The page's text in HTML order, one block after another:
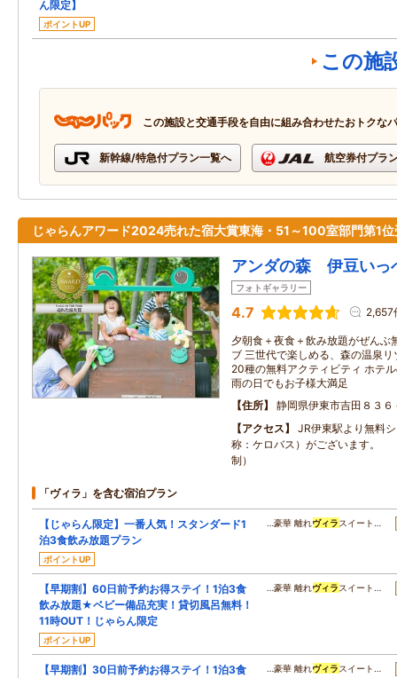
ん限定】
ポイントUP
この施
この施設と交通手段を自由に組み合わせたおトクな
新幹線/特急付プラン一覧へ 航空券付プラ
じゃらんアワード2024売れた宿大賞東海・51～100室部門第1位
アンダの森 伊豆いっ
フォトギャラリー
4.7 2,657
夕朝食＋夜食＋飲み放題がぜんぶ
ブ 三世代で楽しめる、森の温泉
20種の無料アクティビティ ホテ
雨の日でもお子様大満足
住所
静岡県伊東市吉田８３６
アクセス
JR伊東駅より無料
称：ケロバス）がございます。
制）
「ヴィラ」を含む宿泊プラン
【じゃらん限定】一番人気！スタンダード1
泊3食飲み放題プラン
ポイントUP
…豪華 離れヴィラスイート…
【早期割】60日前予約お得ステイ！1泊3食
飲み放題★ベビー備品充実！貸切風呂無料！
11時OUT！じゃらん限定
ポイントUP
…豪華 離れヴィラスイート…
【早期割】30日前予約お得ステイ！1泊3食
…豪華 離れヴィラスイート…